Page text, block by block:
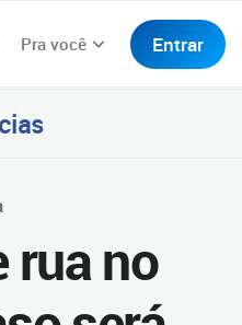
Pra você Entrar
rua no